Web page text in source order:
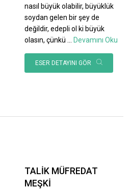
nasıl büyük olabilir, büyüklük
soydan gelen bir şey de
değildir, edepli ol ki büyük
olasın, çünkü ... Devamını Oku
ESER DETAYINI GÖR
TALİK MÜFREDAT
MEŞKİ